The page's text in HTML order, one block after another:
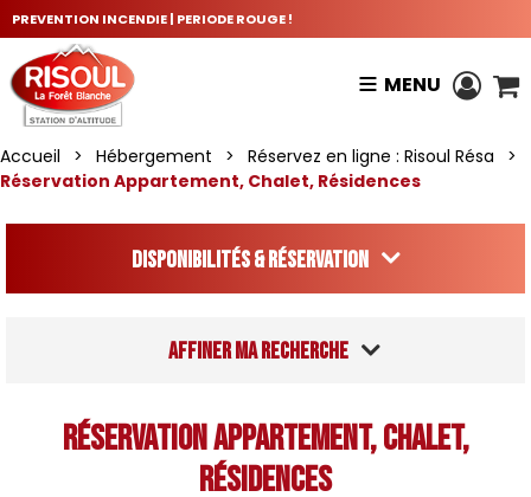
PREVENTION INCENDIE | PERIODE ROUGE !
MENU
Accueil > Hébergement > Réservez en ligne : Risoul Résa
>
Réservation Appartement, Chalet, Résidences
Disponibilités & Réservation
Affiner ma recherche
Réservation Appartement, Chalet,
Résidences